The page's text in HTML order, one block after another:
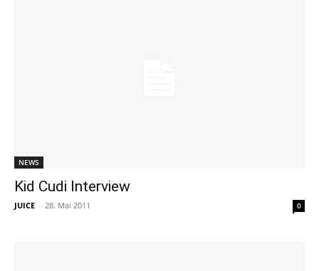
NEWS
Kid Cudi Interview
JUICE - 28. Mai 2011 0